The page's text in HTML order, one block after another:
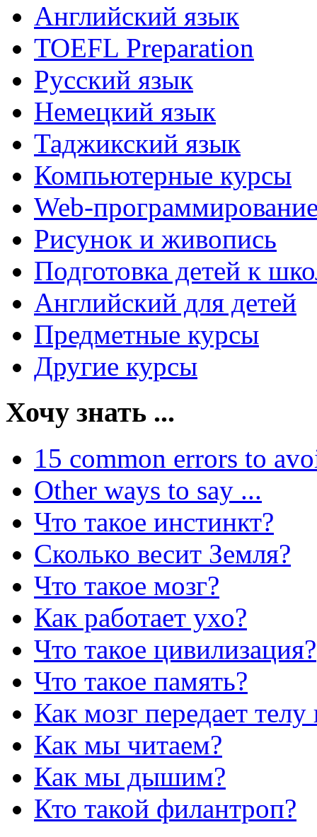
Английский язык
TOEFL Preparation
Русский язык
Немецкий язык
Таджикский язык
Компьютерные курсы
Web-
Рисунок и живопись
Подготовка детей к
Английский для детей
Предметные курсы
Другие курсы
Хочу знать ...
15 common errors to
Other ways to say ...
Что такое инстинкт?
Сколько весит Земля?
Что такое мозг?
Как работает ухо?
Что такое цивилизация?
Что такое память?
Как мозг передает
Как мы читаем?
Как мы дышим?
Кто такой филантроп?